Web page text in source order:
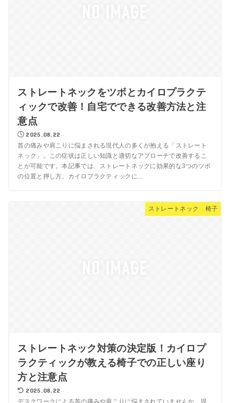
ストレートネックをツボとカイロプラクテ
ィックで改善！自宅でできる改善方法と注
意点
2025.08.22
首の痛みや肩こりに悩まされる現代人の多くが抱える「ストレート
ネック」。この症状は正しい知識と適切なアプローチで改善するこ
とが可能です。本記事では、ストレートネックに効果的な3つのツボ
の位置と押し方、カイロプラクティックに...
ストレートネック 椅子
ストレートネック対策の決定版！カイロプ
ラクティックが教える椅子での正しい座り
方と注意点
2025.08.22
デスクワークによる首の痛みや肩こりに悩まされていませんか。現